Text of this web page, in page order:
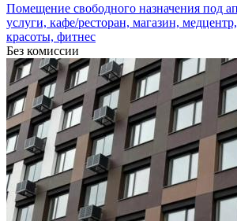
Помещение свободного назначения под
услуги, кафе/ресторан, магазин,
красоты, фитнес
Без комиссии